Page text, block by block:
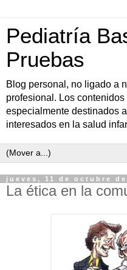
Pediatría
Pruebas
Blog personal, no ligado a
profesional. Los
especialmente destinados
interesados en la salud
jueves, 11 de octubre de
La ética en la